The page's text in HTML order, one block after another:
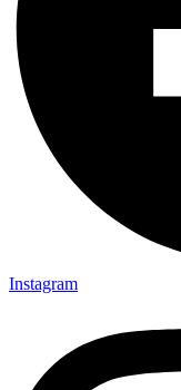
Instagram